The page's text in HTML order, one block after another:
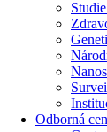
Odborná